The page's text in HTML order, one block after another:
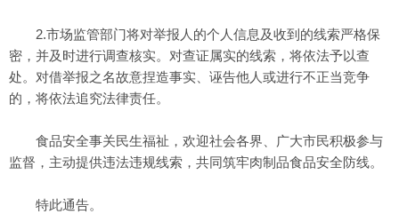
2.市场监管部门将对举报人的个人信息及收到的线索严格保
密，并及时进行调查核实。对查证属实的线索，将依法予以查
处。对借举报之名故意捏造事实、诬告他人或进行不正当竞争
的，将依法追究法律责任。
食品安全事关民生福祉，欢迎社会各界、广大市民积极参与
监督，主动提供违法违规线索，共同筑牢肉制品食品安全防线。
特此通告。